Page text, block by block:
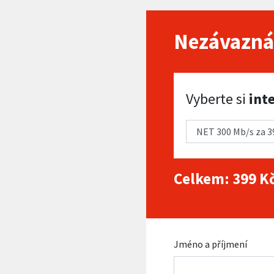
Vyberte si internet
Vyberte si
Celkem: 399
Jméno a příjmení